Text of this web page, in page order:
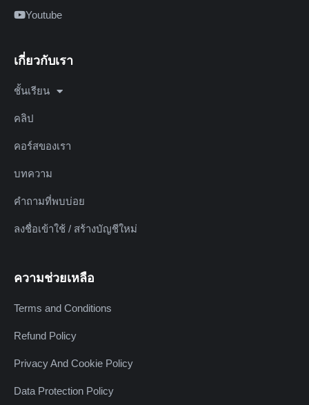
Youtube
เกี่ยวกับเรา
ชั้นเรียน
คลิป
คอร์สของเรา
บทความ
คำถามที่พบบ่อย
ลงชื่อเข้าใช้ / สร้างบัญชีใหม่
ความช่วยเหลือ
Terms and Conditions
Refund Policy
Privacy And Cookie Policy
Data Protection Policy